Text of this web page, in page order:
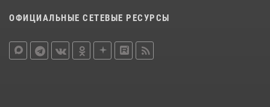
ОФИЦИАЛЬНЫЕ СЕТЕВЫЕ РЕСУРСЫ